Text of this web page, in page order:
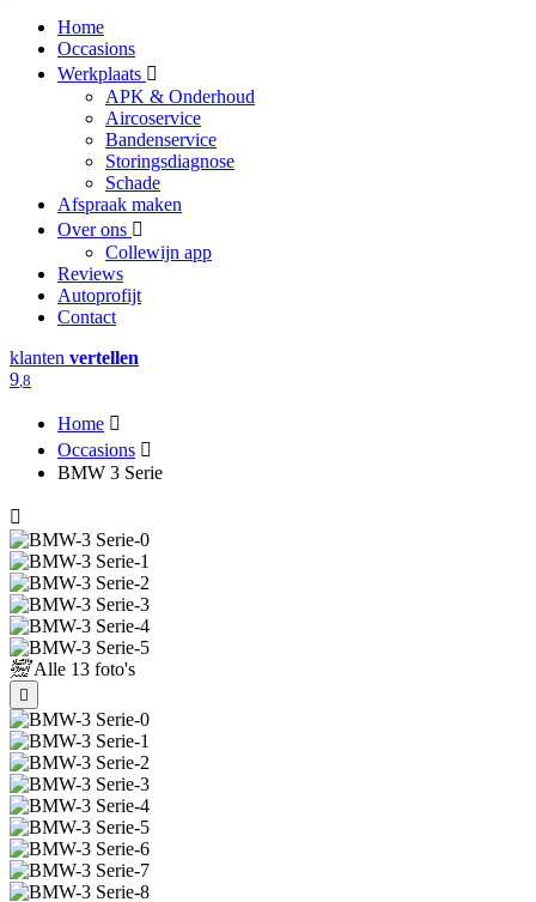
Home
Occasions
Werkplaats
APK & Onderhoud
Aircoservice
Bandenservice
Storingsdiagnose
Schade
Afspraak maken
Over ons
Collewijn app
Reviews
Autoprofijt
Contact
klanten vertellen
9,8
Home
Occasions
BMW 3 Serie
Alle 13 foto's